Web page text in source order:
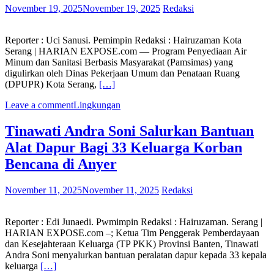
November 19, 2025November 19, 2025 Redaksi
Reporter : Uci Sanusi. Pemimpin Redaksi : Hairuzaman Kota
Serang | HARIAN EXPOSE.com — Program Penyediaan Air
Minum dan Sanitasi Berbasis Masyarakat (Pamsimas) yang
digulirkan oleh Dinas Pekerjaan Umum dan Penataan Ruang
(DPUPR) Kota Serang, […]
Leave a commentLingkungan
Tinawati Andra Soni Salurkan Bantuan
Alat Dapur Bagi 33 Keluarga Korban
Bencana di Anyer
November 11, 2025November 11, 2025 Redaksi
Reporter : Edi Junaedi. Pwmimpin Redaksi : Hairuzaman. Serang |
HARIAN EXPOSE.com –; Ketua Tim Penggerak Pemberdayaan
dan Kesejahteraan Keluarga (TP PKK) Provinsi Banten, Tinawati
Andra Soni menyalurkan bantuan peralatan dapur kepada 33 kepala
keluarga […]